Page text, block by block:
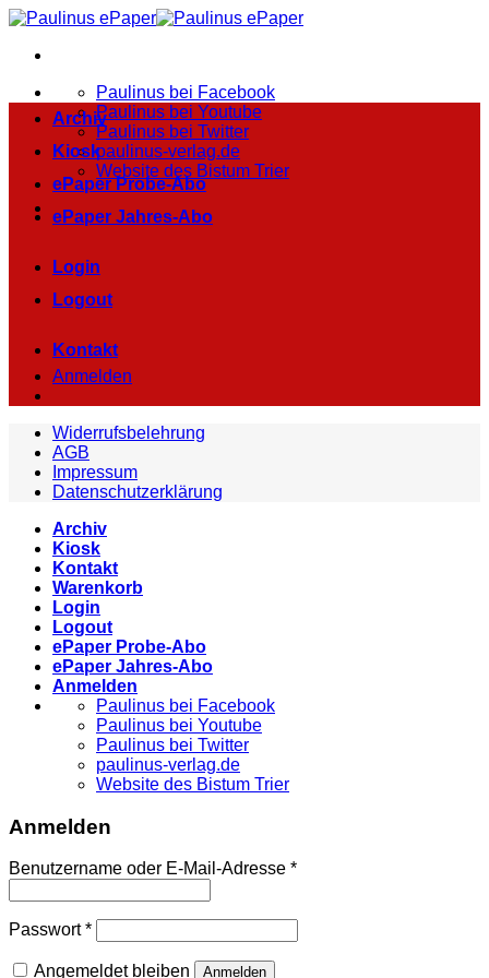
Zum
springen
Paulinus bei Facebook
Paulinus bei Youtube
Paulinus bei Twitter
paulinus-verlag.de
Website des Bistum Trier
Archiv
Kiosk
ePaper Probe-Abo
ePaper Jahres-Abo
Login
Logout
Kontakt
Anmelden
Widerrufsbelehrung
AGB
Impressum
Datenschutzerklärung
Archiv
Kiosk
Kontakt
Warenkorb
Login
Logout
ePaper Probe-Abo
ePaper Jahres-Abo
Anmelden
Paulinus bei Facebook
Paulinus bei Youtube
Paulinus bei Twitter
paulinus-verlag.de
Website des Bistum Trier
Anmelden
Benutzername oder E-Mail-Adresse *
Passwort*
Angemeldet bleiben Anmelden